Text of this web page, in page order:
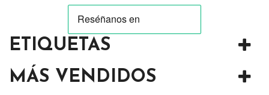
ETIQUETAS
MÁS VENDIDOS